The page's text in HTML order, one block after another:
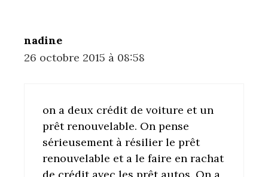
nadine
26 octobre 2015 à 08:58
on a deux crédit de voiture et un
prêt renouvelable. On pense
sérieusement à résilier le prêt
renouvelable et a le faire en rachat